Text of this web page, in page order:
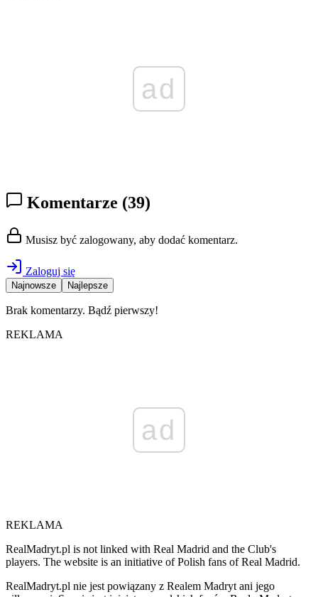
ad
Komentarze (39)
Musisz być zalogowany, aby dodać komentarz.
Zaloguj się
Najnowsze Najlepsze
Brak komentarzy. Bądź pierwszy!
REKLAMA
ad
REKLAMA
RealMadryt.pl is not linked with Real Madrid and the Club's
players. The website is an initiative of Polish fans of Real Madrid.
RealMadryt.pl nie jest powiązany z Realem Madryt ani jego